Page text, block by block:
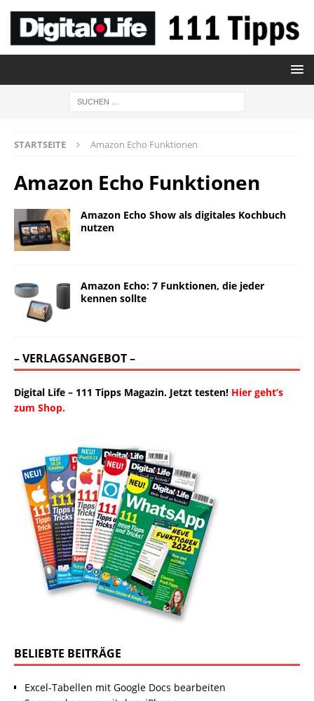
STARTSEITE Amazon Echo Funktionen
Amazon Echo Funktionen
Amazon Echo Show als digitales Kochbuch
nutzen
Amazon Echo: 7 Funktionen, die jeder
kennen sollte
– VERLAGSANGEBOT –
Digital Life – 111 Tipps Magazin. Jetzt testen! Hier geht’s
zum Shop.
BELIEBTE BEITRÄGE
Excel-Tabellen mit Google Docs bearbeiten